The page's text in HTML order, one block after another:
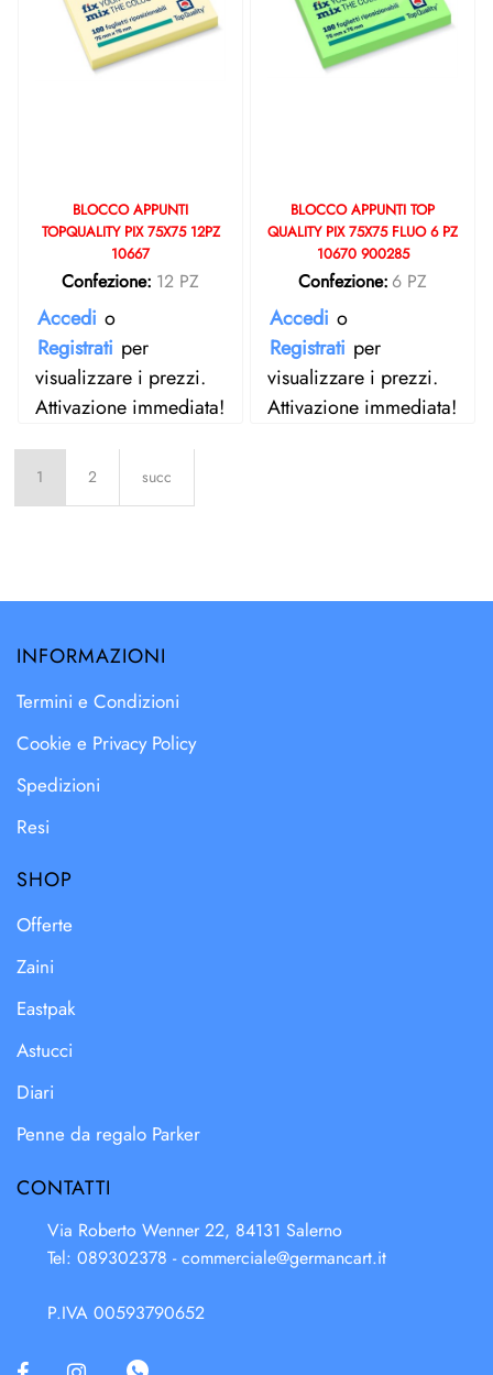
BLOCCO APPUNTI
TOPQUALITY PIX 75X75 12PZ
10667
Confezione: 12 PZ
Accedi o
Registrati per
visualizzare i prezzi.
Attivazione immediata!
BLOCCO APPUNTI TOP
QUALITY PIX 75X75 FLUO 6 PZ
10670 900285
Confezione: 6 PZ
Accedi o
Registrati per
visualizzare i prezzi.
Attivazione immediata!
1 2 succ
INFORMAZIONI
Termini e Condizioni
Cookie e Privacy Policy
Spedizioni
Resi
SHOP
Offerte
Zaini
Eastpak
Astucci
Diari
Penne da regalo Parker
CONTATTI
Via Roberto Wenner 22, 84131 Salerno
Tel: 089302378 -commerciale@germancart.it
P.IVA 00593790652